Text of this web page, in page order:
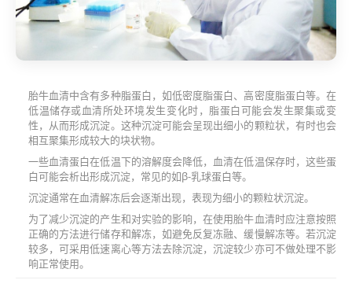
胎牛血清中含有多种脂蛋白，如低密度脂蛋白、高密度脂蛋白等。在
低温储存或血清所处环境发生变化时，脂蛋白可能会发生聚集或变
性，从而形成沉淀。这种沉淀可能会呈现出细小的颗粒状，有时也会
相互聚集形成较大的块状物。
一些血清蛋白在低温下的溶解度会降低，血清在低温保存时，这些蛋
白可能会析出形成沉淀，常见的如β-乳球蛋白等。
沉淀通常在血清解冻后会逐渐出现，表现为细小的颗粒状沉淀。
为了减少沉淀的产生和对实验的影响，在使用胎牛血清时应注意按照
正确的方法进行储存和解冻，如避免反复冻融、缓慢解冻等。若沉淀
较多，可采用低速离心等方法去除沉淀，沉淀较少亦可不做处理不影
响正常使用。